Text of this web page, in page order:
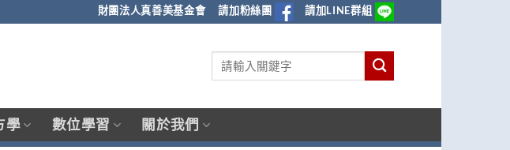
財團法人真善美基金會 請加粉絲團 請加LINE群組
學 數位學習 關於我們